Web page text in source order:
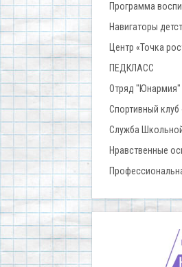
Программа
Навигаторы
Центр «Точка
ПЕДКЛАСС
Отряд "Юнармия"
Спортивный клуб
Служба
Нравственные